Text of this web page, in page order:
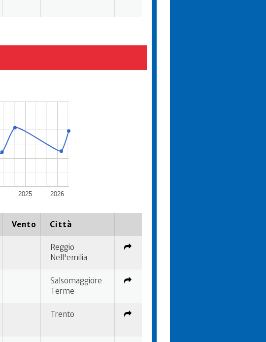
2025 2026
Vento Città
Reggio
Nell'emilia
Salsomaggiore
Terme
Trento